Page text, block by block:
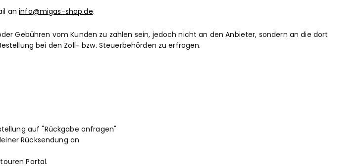
aninfo@migas-shop.de.
Gebühren vom Kunden zu zahlen sein, jedoch nicht an den Anbieter, sondern an die dort
bei den Zoll- bzw. Steuerbehörden zu erfragen.
auf "Rückgabe anfragen"
Rücksendung an
Portal.